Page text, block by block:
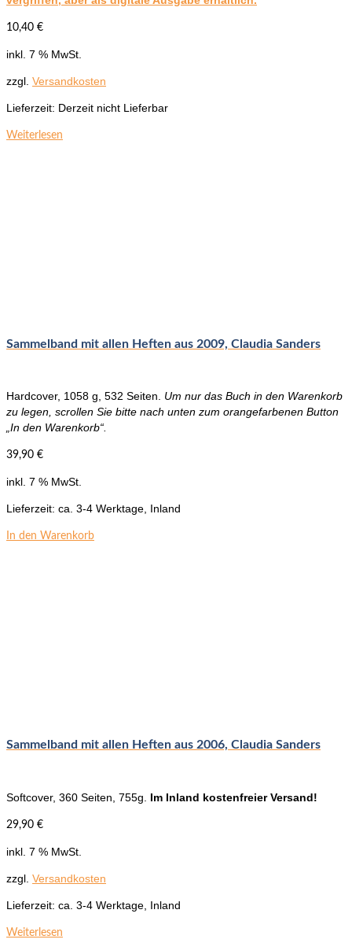
10,40 €
inkl. 7 % MwSt.
zzgl. Versandkosten
Lieferzeit: Derzeit nicht Lieferbar
Weiterlesen
Sammelband mit allen Heften aus 2009, Claudia Sanders
Hardcover, 1058 g, 532 Seiten. Um nur das Buch in den Warenkorb
zu legen, scrollen Sie bitte nach unten zum orangefarbenen Button
„In den Warenkorb“.
39,90 €
inkl. 7 % MwSt.
Lieferzeit: ca. 3-4 Werktage, Inland
In den Warenkorb
Sammelband mit allen Heften aus 2006, Claudia Sanders
Softcover, 360 Seiten, 755g. Im Inland kostenfreier Versand!
29,90 €
inkl. 7 % MwSt.
zzgl. Versandkosten
Lieferzeit: ca. 3-4 Werktage, Inland
Weiterlesen